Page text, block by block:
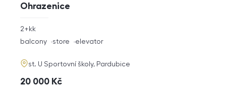
Ohrazenice
rozměry
disposition
2+kk
funkce
balcony store elevator
adresa
st. U Sportovní školy, Pardubice
cena
20 000 Kč